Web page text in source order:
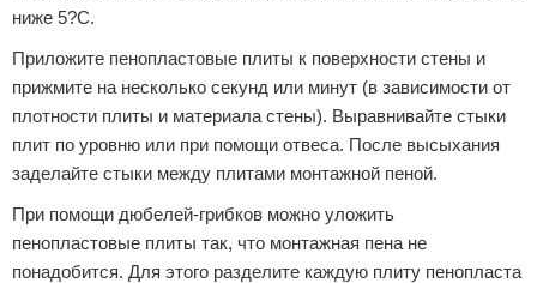
ниже 5?С.
Приложите пенопластовые плиты к поверхности стены и
прижмите на несколько секунд или минут (в зависимости от
плотности плиты и материала стены). Выравнивайте стыки
плит по уровню или при помощи отвеса. После высыхания
заделайте стыки между плитами монтажной пеной.
При помощи дюбелей-грибков можно уложить
пенопластовые плиты так, что монтажная пена не
понадобится. Для этого разделите каждую плиту пенопласта